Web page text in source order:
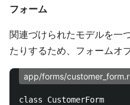
フォーム
関連づけられたモデルを一
たりするため、フォームオ
app/forms/
class CustomerForm